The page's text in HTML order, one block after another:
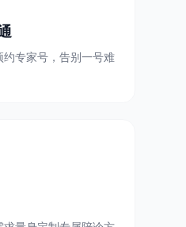
专家号，告别一号难